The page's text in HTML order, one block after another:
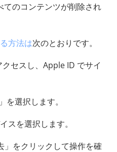
てのコンテンツが削除され
方法は次のとおりです。
クセスし、Apple ID でサイ
選択します。
スを選択します。
」をクリックして操作を確